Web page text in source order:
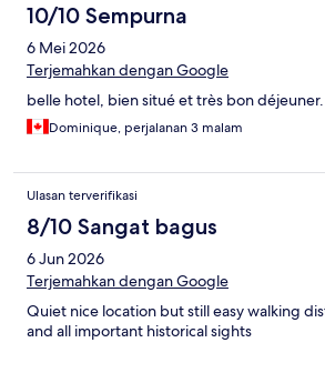
10/10 Sempurna
6 Mei 2026
Terjemahkan dengan Google
belle hotel, bien situé et très bon déjeuner.
Dominique, perjalanan 3 malam
Ulasan terverifikasi
8/10 Sangat bagus
6 Jun 2026
Terjemahkan dengan Google
Quiet nice location but still easy walking
and all important historical sights